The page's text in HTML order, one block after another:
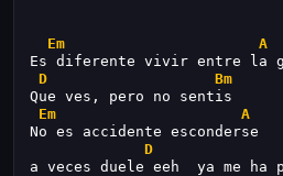
Em
A
Es diferente vivir entre la
D
Bm
Que ves, pero no sentis
Em
A
No es accidente esconderse
D
a veces duele eeh  ya me ha